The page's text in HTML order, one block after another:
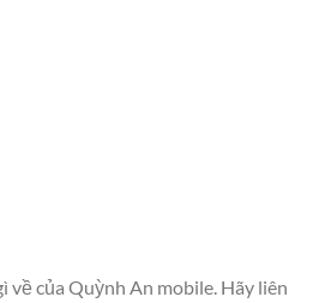
về của Quỳnh An mobile. Hãy liên